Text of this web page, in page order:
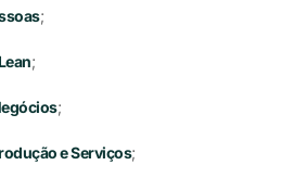
;
;
;
e Serviços;